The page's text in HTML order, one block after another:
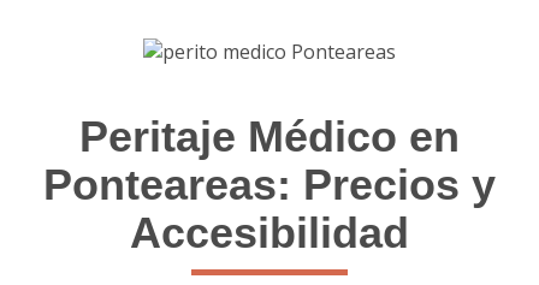
Peritaje Médico en
Ponteareas: Precios y
Accesibilidad